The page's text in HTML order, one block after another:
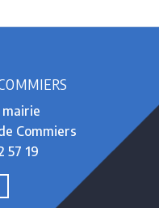
mairie
Commiers
57 19